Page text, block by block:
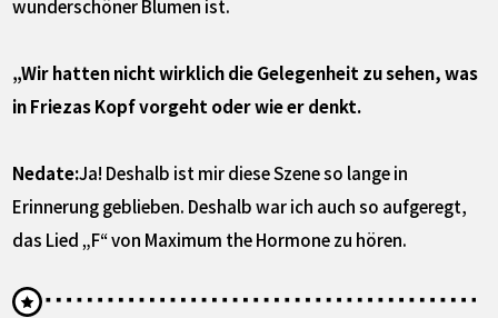
wunderschöner Blumen ist.
„Wir hatten nicht wirklich die Gelegenheit zu sehen, was
in Friezas Kopf vorgeht oder wie er denkt.
Nedate:Ja! Deshalb ist mir diese Szene so lange in
Erinnerung geblieben. Deshalb war ich auch so aufgeregt,
das Lied „F“ von Maximum the Hormone zu hören.